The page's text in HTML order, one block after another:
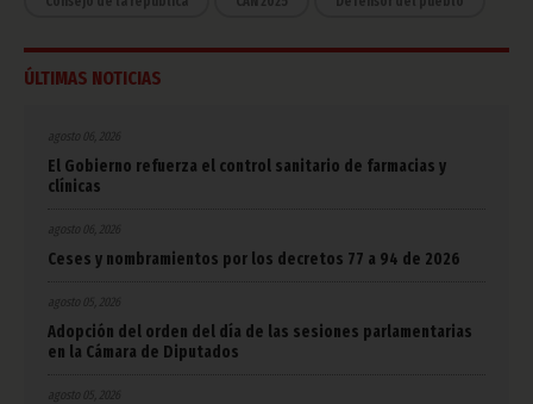
ÚLTIMAS NOTICIAS
agosto 06, 2026
El Gobierno refuerza el control sanitario de farmacias y
clínicas
agosto 06, 2026
Ceses y nombramientos por los decretos 77 a 94 de 2026
agosto 05, 2026
Adopción del orden del día de las sesiones parlamentarias
en la Cámara de Diputados
agosto 05, 2026